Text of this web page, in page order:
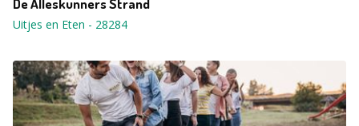
De Alleskunners Strand
Uitjes en Eten - 28284